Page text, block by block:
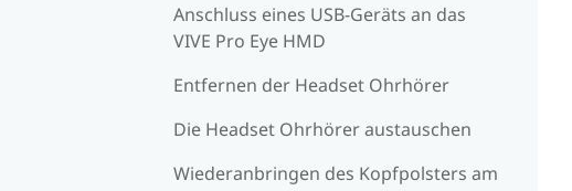
Anschluss eines USB-Geräts an das
VIVE Pro Eye HMD
Entfernen der Headset Ohrhörer
Die Headset Ohrhörer austauschen
Wiederanbringen des Kopfpolsters am